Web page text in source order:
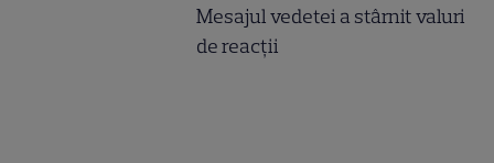
Mesajul vedetei a stârnit valuri
de reacții